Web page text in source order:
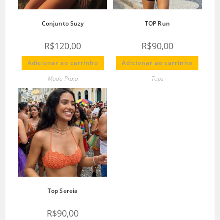
Conjunto Suzy
R$120,00
Adicionar ao carrinho
Moda Praia
TOP Run
R$90,00
Adicionar ao carrinho
Tops
Top Sereia
R$90,00